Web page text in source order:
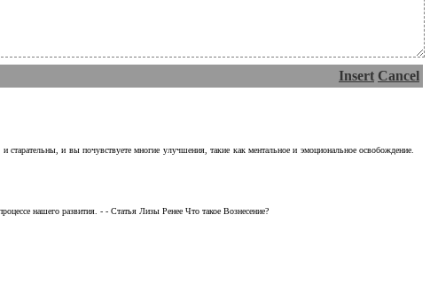
Insert Cancel
и вы почувствуете многие улучшения, такие как ментальное и эмоциональное освобождение.
нашего развития. - - Статья Лизы Ренее Что такое Вознесение?